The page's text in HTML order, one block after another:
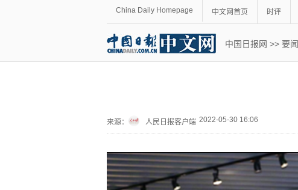
China Daily Homepage 中文网首页 时评
中国日报网 >> 要闻
来源： 人民日报客户端 2022-05-30 16:06